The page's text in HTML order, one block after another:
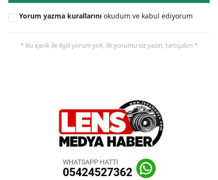
Yorum yazma kurallarını okudum ve kabul ediyorum
* Bu içerik ile ilgili yorum yok, ilk yorumu siz yazın, tartışalım *
WHATSAPP HATTI
05424527362